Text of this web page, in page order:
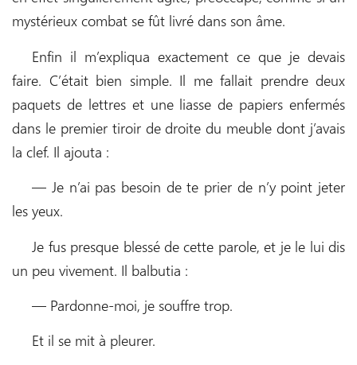
mystérieux combat se fût livré dans son âme.
Enfin il m’expliqua exactement ce que je devais
faire. C’était bien simple. Il me fallait prendre deux
paquets de lettres et une liasse de papiers enfermés
dans le premier tiroir de droite du meuble dont j’avais
la clef. Il ajouta :
— Je n’ai pas besoin de te prier de n’y point jeter
les yeux.
Je fus presque blessé de cette parole, et je le lui dis
un peu vivement. Il balbutia :
— Pardonne-moi, je souffre trop.
Et il se mit à pleurer.